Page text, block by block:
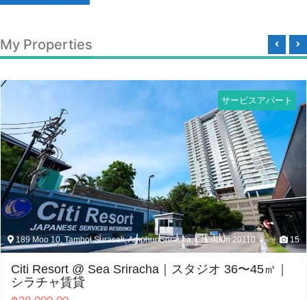
My Properties
Sriracha, Chonburi 20110 15
｜スタジオ 36〜45㎡｜